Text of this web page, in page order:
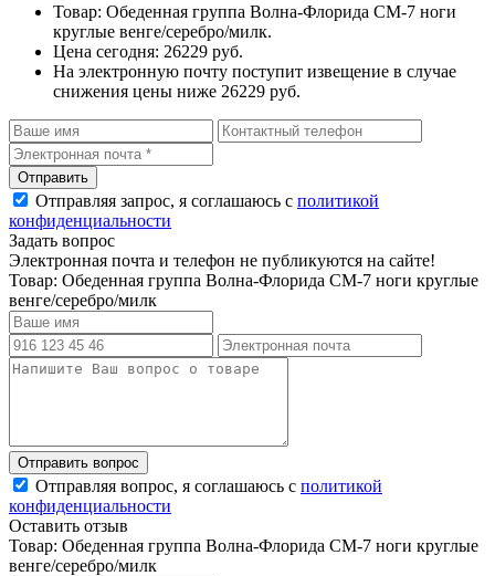
Товар: Обеденная группа Волна-Флорида СМ-7 ноги
круглые венге/серебро/милк.
Цена сегодня: 26229 руб.
На электронную почту поступит извещение в случае
снижения цены ниже 26229 руб.
Отправляя запрос, я соглашаюсь с политикой
конфиденциальности
Задать вопрос
Электронная почта и телефон не публикуются на сайте!
Товар: Обеденная группа Волна-Флорида СМ-7 ноги круглые
венге/серебро/милк
Отправляя вопрос, я соглашаюсь с политикой
конфиденциальности
Оставить отзыв
Товар: Обеденная группа Волна-Флорида СМ-7 ноги круглые
венге/серебро/милк